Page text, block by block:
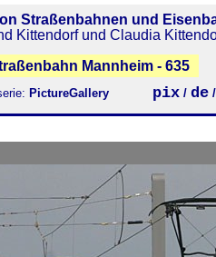
Straßenbahnen und
Kittendorf und Claudia
Mannheim - 635
PictureGallery pix / de